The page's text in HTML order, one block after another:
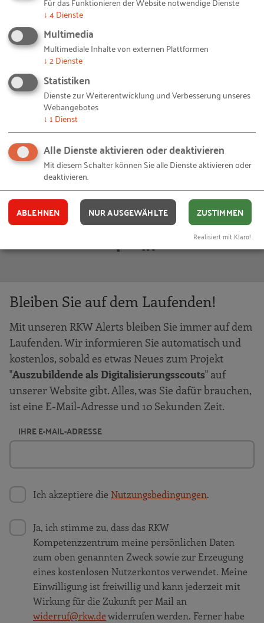
zunächst für die Mitarbeiter aus dem Versuch eine
große Verbesserung erreicht. Aber das muss es ja
nicht gewesen sein: Die Daten, die nun erfasst
werden, lassen sich vielleicht auch noch anders
nutzen - darüber denkt Magnetic Autocontrol nach.
Das erfolgreiche und spannende Digiscouts®-
Projekt wurde bei der Abschlusspräsentation in der
IHK Schopfheim vom Publikum als das Beste in der
Region ausgewählt.
Bildquellen und Copyright-Hinweise
© Magnetic Autocontroll GmbH /RKW Kompetenzzentrum– 20191127-Arbeiten-
Ihnen gefällt dieser Beitrag? Teilen Sie ihn mit anderen:
Bleiben Sie auf dem Laufenden!
Mit unseren RKW Alerts bleiben Sie immer auf dem
Laufenden. Wir informieren Sie automatisch und
kostenlos, sobald es etwas Neues zum Projekt
"Auszubildende als Digitalisierungsscouts" auf
unserer Website gibt. Alles, was Sie dafür brauchen,
ist eine E-Mail-Adresse und 10 Sekunden Zeit.
IHRE E-MAIL-ADRESSE
Ich akzeptiere die Nutzungsbedingungen.
Ja, ich stimme zu, dass das RKW
Kompetenzzentrum meine persönlichen Daten
zum oben genannten Zweck sowie zur Erzeugung
eines kostenlosen Nutzerkontos verwendet. Meine
Einwilligung ist freiwillig und kann jederzeit mit
Wirkung für die Zukunft per Mail an
widerruf@rkw.dewiderrufen werden. Ferner habe
↓ 4Dienste
Multimedia
Multimediale Inhalte von externen Plattformen
↓ 2Dienste
Statistiken
Dienste zur Weiterentwicklung und Verbesserung unseres
Webangebotes
↓ 1 Dienst
Alle Dienste aktivieren oder deaktivieren
Mit diesem Schalter können Sie alle Dienste aktivieren oder
deaktivieren.
ABLEHNEN NUR AUSGEWÄHLTE ZUSTIMMEN
Realisiert mit Klaro!